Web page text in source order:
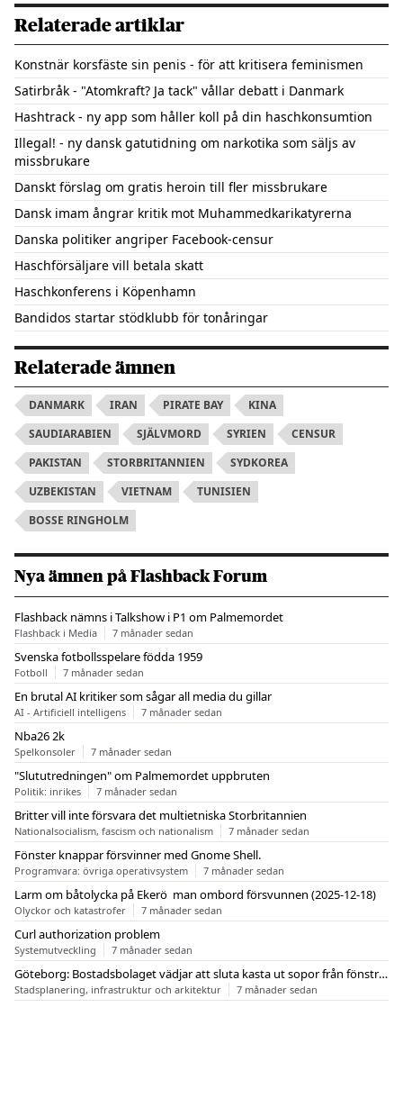
Relaterade artiklar
Konstnär korsfäste sin penis - för att kritisera feminismen
Satirbråk - "Atomkraft? Ja tack" vållar debatt i Danmark
Hashtrack - ny app som håller koll på din haschkonsumtion
Illegal! - ny dansk gatutidning om narkotika som säljs av
missbrukare
Danskt förslag om gratis heroin till fler missbrukare
Dansk imam ångrar kritik mot Muhammedkarikatyrerna
Danska politiker angriper Facebook-censur
Haschförsäljare vill betala skatt
Haschkonferens i Köpenhamn
Bandidos startar stödklubb för tonåringar
Relaterade ämnen
DANMARK IRAN PIRATE BAY
KINA
SAUDIARABIEN
SJÄLVMORD SYRIEN
CENSUR
PAKISTAN
STORBRITANNIEN
SYDKOREA
UZBEKISTAN
VIETNAM
TUNISIEN
BOSSE RINGHOLM
Nya ämnen på Flashback Forum
Flashback nämns i Talkshow i P1 om Palmemordet
Flashback i Media 7 månader sedan
Svenska fotbollsspelare födda 1959
Fotboll 7 månader sedan
En brutal AI kritiker som sågar all media du gillar
AI - Artificiell intelligens 7 månader sedan
Nba26 2k
Spelkonsoler 7 månader sedan
"Slututredningen" om Palmemordet uppbruten
Politik: inrikes 7 månader sedan
Britter vill inte försvara det multietniska Storbritannien
Nationalsocialism, fascism och nationalism 7 månader sedan
Fönster knappar försvinner med Gnome Shell.
Programvara: övriga operativsystem 7 månader sedan
Larm om båtolycka på Ekerö  man ombord försvunnen (2025-12-18)
Olyckor och katastrofer 7 månader sedan
Curl authorization problem
Systemutveckling 7 månader sedan
Göteborg: Bostadsbolaget vädjar att sluta kasta ut sopor från fönstren
Stadsplanering, infrastruktur och arkitektur 7 månader sedan